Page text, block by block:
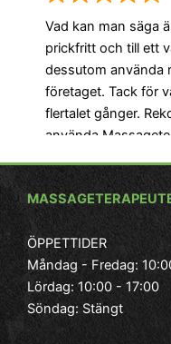
Vad kan man säga
prickfritt och till ett
dessutom använda
företaget. Tack för
flertalet gånger.
använda
- Roger,
ÖPPETTIDER
Måndag - Fredag:
Lördag: 10:00 - 17:00
Söndag: Stängt